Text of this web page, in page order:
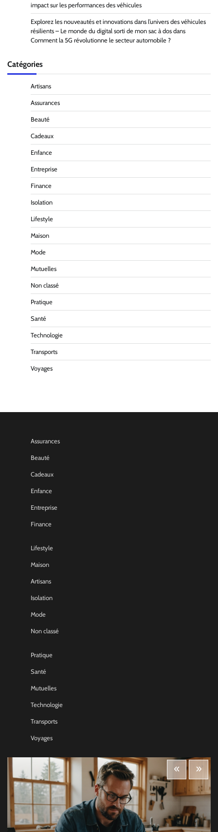
impact sur les performances des véhicules
Explorez les nouveautés et innovations dans l’univers des véhicules
résilients – Le monde du digital sorti de mon sac à dos dans
Comment la 5G révolutionne le secteur automobile ?
Catégories
Artisans
Assurances
Beauté
Cadeaux
Enfance
Entreprise
Finance
Isolation
Lifestyle
Maison
Mode
Mutuelles
Non classé
Pratique
Santé
Technologie
Transports
Voyages
Assurances
Beauté
Cadeaux
Enfance
Entreprise
Finance
Lifestyle
Maison
Artisans
Isolation
Mode
Non classé
Pratique
Santé
Mutuelles
Technologie
Transports
Voyages